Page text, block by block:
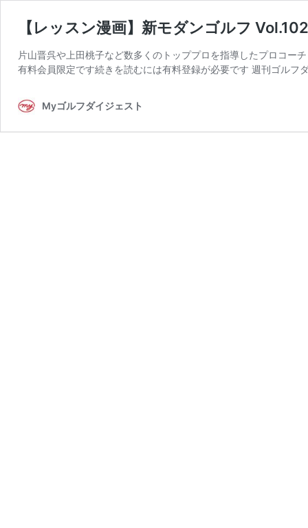
【レッスン漫画】新モダンゴルフ
片山晋呉や上田桃子など数多くのトッププロを指導したプロコー
有料会員限定です続きを読むには有料登録が必要です 週刊ゴル
Myゴルフダイジェスト